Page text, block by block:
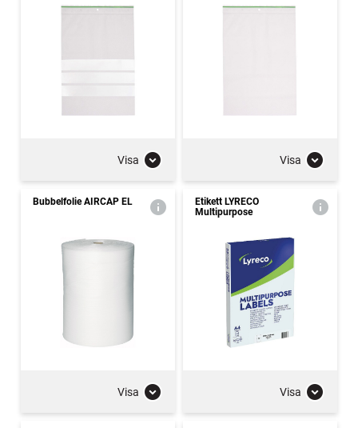
Visa Visa
Bubbelfolie AIRCAP EL
Visa
Etikett LYRECO
Multipurpose
Visa